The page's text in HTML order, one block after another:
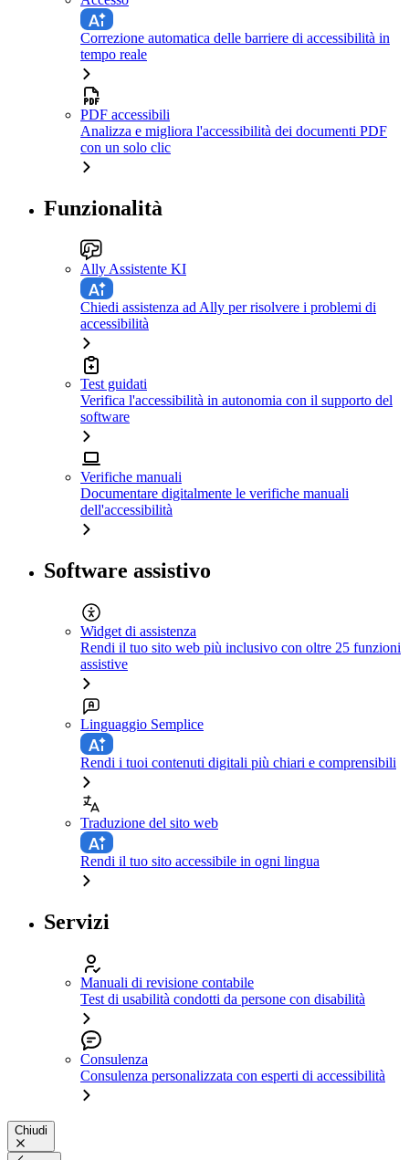
Correzione automatica delle barriere di accessibilità in
tempo reale
PDF accessibili
Analizza e migliora l'accessibilità dei documenti PDF
con un solo clic
Funzionalità
Ally Assistente KI
Chiedi assistenza ad Ally per risolvere i problemi di
accessibilità
Test guidati
Verifica l'accessibilità in autonomia con il supporto del
software
Verifiche manuali
Documentare digitalmente le verifiche manuali
dell'accessibilità
Software assistivo
Widget di assistenza
Rendi il tuo sito web più inclusivo con oltre 25 funzioni
assistive
Linguaggio Semplice
Rendi i tuoi contenuti digitali più chiari e comprensibili
Traduzione del sito web
Rendi il tuo sito accessibile in ogni lingua
Servizi
Manuali di revisione contabile
Test di usabilità condotti da persone con disabilità
Consulenza
Consulenza personalizzata con esperti di accessibilità
Chiudi